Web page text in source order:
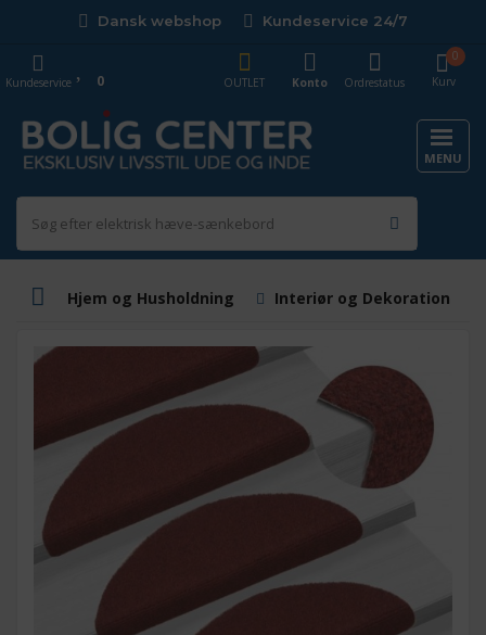
Dansk webshop Kundeservice 24/7
Kurv
0
OUTLET
Konto Ordrestatus
Kundeservice 0
MENU
Hjem og Husholdning Interiør og Dekoration